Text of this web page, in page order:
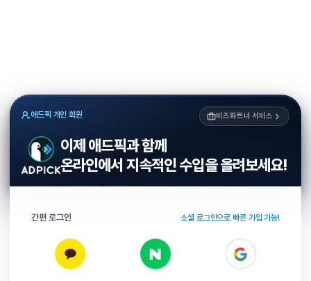
애드픽 개인 회원 비즈파트너 서비스
이제 애드픽과 함께
온라인에서 지속적인 수입을 올려보세요!
간편 로그인 소셜 로그인으로 빠른 가입 가능!